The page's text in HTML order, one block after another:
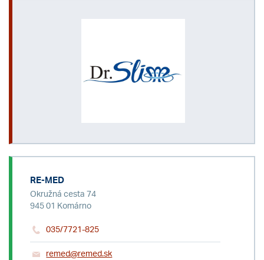
RE-MED
Okružná cesta 74
945 01 Komárno
035/7721-825
remed@remed.sk